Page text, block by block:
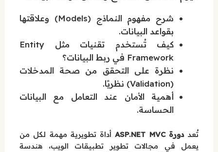
شرح مفهوم النماذج (Models) وعلاقتها
بقواعد البيانات.
كيف تُستخدم تقنيات مثل Entity
Framework في ربط البيانات؟
نظرة على التحقق من صحة المدخلات
(Validation) نظريًا.
أهمية الأمان عند التعامل مع البيانات
الحساسة.
تُعددورة ASP.NET MVC
أداة تطويرية مهمة لكل من
يعمل في مجالات تطوير تطبيقات الويب، هندسة